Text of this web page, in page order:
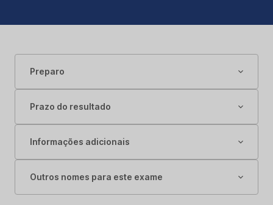
Preparo
Prazo do resultado
Informações adicionais
Outros nomes para este exame